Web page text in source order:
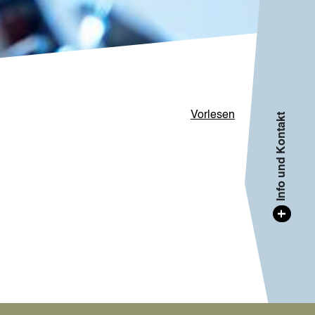
Vorlesen
+
Info und Kontakt